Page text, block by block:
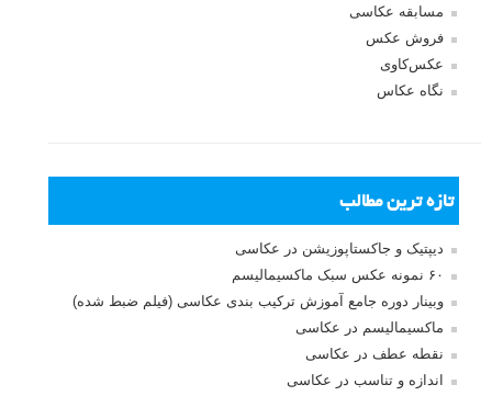
مسابقه عکاسی
فروش عکس
عکس‌کاوی
نگاه عکاس
تازه ترین مطالب
دیپتیک و جاکستا‌پوزیشن در عکاسی
۶۰ نمونه عکس سبک ماکسیمالیسم
وبینار دوره جامع آموزش ترکیب بندی عکاسی (فیلم ضبط شده)
ماکسیمالیسم در عکاسی
نقطه عطف در عکاسی
اندازه و تناسب در عکاسی